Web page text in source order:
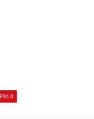
Pin it